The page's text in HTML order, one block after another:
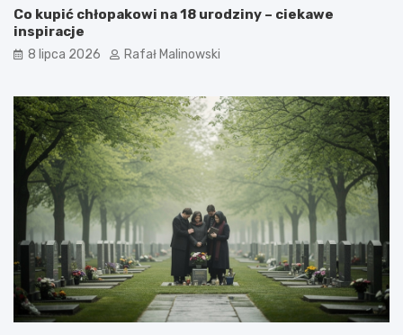
Co kupić chłopakowi na 18 urodziny – ciekawe
inspiracje
8 lipca 2026 Rafał Malinowski